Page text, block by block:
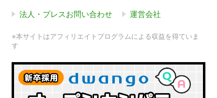
法人・プレスお問い合わせ 運営会社
※本サイトはアフィリエイトプログラムによる収益を得ていま
す